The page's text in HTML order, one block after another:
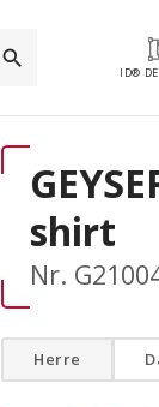
ID®
search
shirt
Nr.
Herre